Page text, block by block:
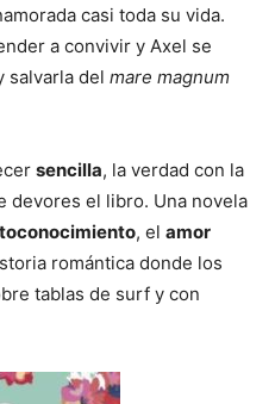
casi toda su vida.
a convivir y Axel se
salvarla del mare magnum
sencilla, la verdad con la
devores el libro. Una novela
, el amor
romántica donde los
tablas de surf y con